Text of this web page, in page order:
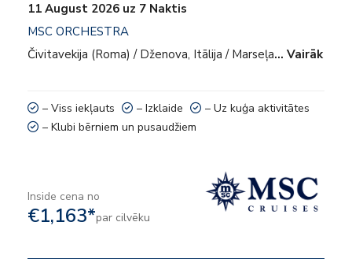
11 August 2026 uz 7 Naktis
MSC ORCHESTRA
Čivitavekija (Roma) / Dženova, Itālija / Marseļa… Vairāk
– Viss iekļauts – Izklaide
– Uz kuģa aktivitātes
– Klubi bērniem un pusaudžiem
Inside cena no
€1,163*par cilvēku